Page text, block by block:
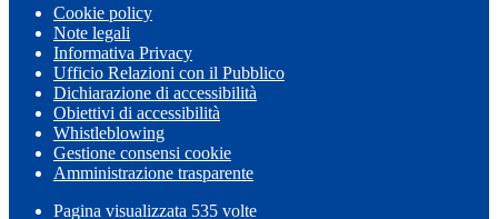
Cookie policy
Note legali
Informativa Privacy
Ufficio Relazioni con il Pubblico
Dichiarazione di accessibilità
Obiettivi di accessibilità
Whistleblowing
Gestione consensi cookie
Amministrazione trasparente
Pagina visualizzata 535 volte